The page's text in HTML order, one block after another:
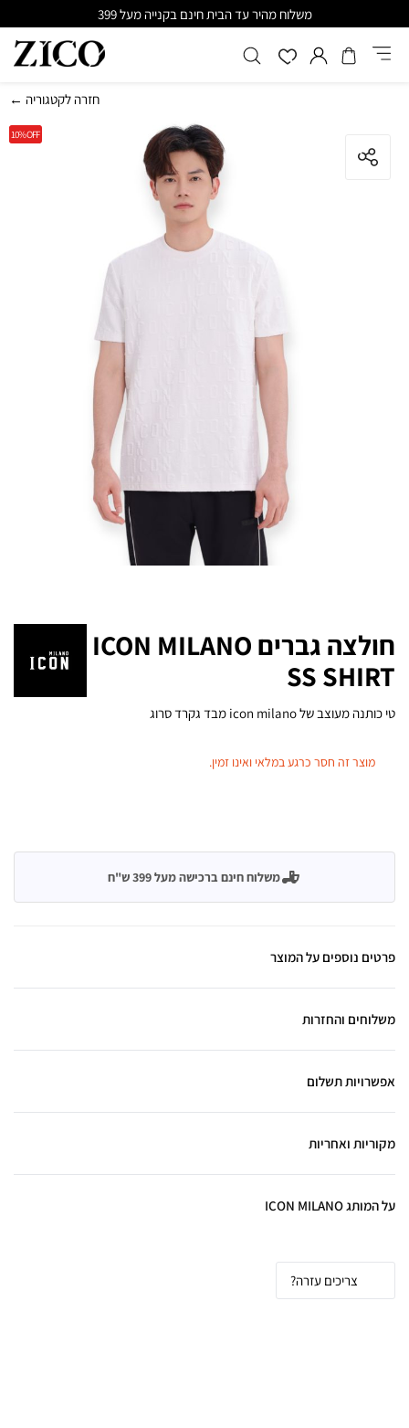
משלוח מהיר עד הבית חינם בקנייה מעל 399
← חזרה לקטגוריה
10%OFF
חולצה גברים ICON MILANO
SS SHIRT
טי כותנה מעוצב של icon milano מבד גקרד סרוג
מוצר זה חסר כרגע במלאי ואינו זמין.
משלוח חינם ברכישה מעל 399 ש"ח
פרטים נוספים על המוצר
משלוחים והחזרות
אפשרויות תשלום
מקוריות ואחריות
על המותג ICON MILANO
צריכים עזרה?